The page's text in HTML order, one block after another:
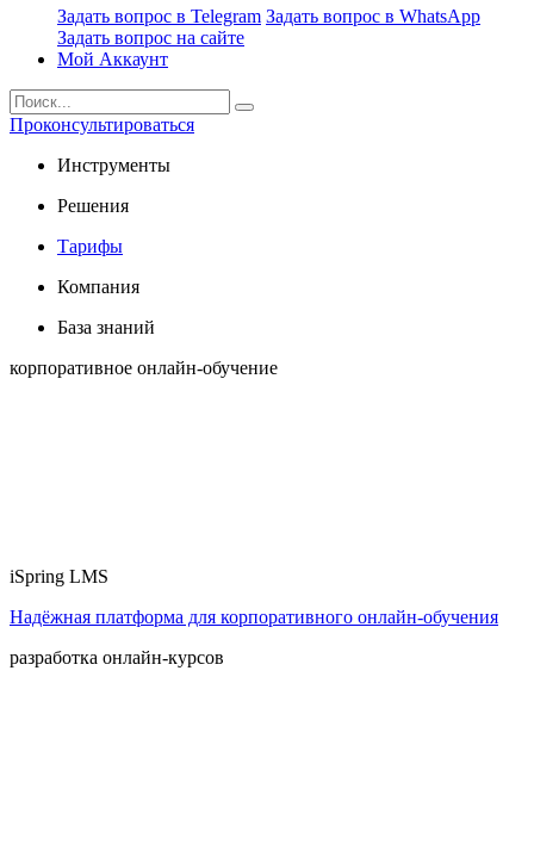
Задать вопрос в Telegram Задать вопрос в WhatsApp
Задать вопрос на сайте
Мой Аккаунт
Проконсультироваться
Инструменты
Решения
Тарифы
Компания
База знаний
корпоративное онлайн-обучение
iSpring LMS
Надёжная платформа для корпоративного онлайн‑обучения
разработка онлайн-курсов